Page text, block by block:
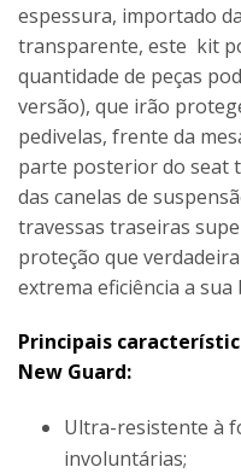
espessura, importado
transparente, este kit
quantidade de peças
versão), que irão
pedivelas, frente da
parte posterior do seat
das canelas de
travessas traseiras
proteção que
extrema eficiência a
Principais
New Guard:
Ultra-resistente à
involuntárias;